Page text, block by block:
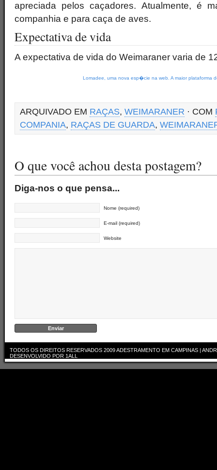
apreciada pelos caçadores. Atualmente, é
companhia e para caça de aves.
Expectativa de vida
A expectativa de vida do Weimaraner varia de
Lomadee, uma nova esp�cie na web. A maior plataforma
ARQUIVADO EM RAÇAS, WEIMARANER · COM
COMPANIA, RAÇAS DE GUARDA,
O que você achou desta postagem?
Diga-nos o que pensa...
Nome (required)
E-mail (required)
Website
TODOS OS DIREITOS RESERVADOS 2009ADESTRAMENTO EM CAMPINAS |
DESENVOLVIDO POR 1ALL